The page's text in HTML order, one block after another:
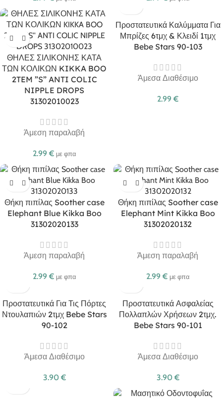
ΘΗΛΕΣ ΣΙΛΙΚΟΝΗΣ ΚΑΤΑ
ΤΩΝ ΚΟΛΙΚΩΝ KIKKA BOO
2TEM ”S” ANTI COLIC
NIPPLE DROPS
31302010023
Άμεση παραλαβή
2.99 € με φπα
Προστατευτικά Καλύμματα Για
Μπρίζες 6τμχ & Κλειδί 1τμχ
Bebe Stars 90-103
Άμεσα Διαθέσιμο
2.99 €
Θήκη πιπίλας Soother case
Elephant Blue Kikka Boo
31302020133
Άμεση παραλαβή
2.99 € με φπα
Θήκη πιπίλας Soother case
Elephant Mint Kikka Boo
31302020132
Άμεση παραλαβή
2.99 € με φπα
Προστατευτικά Για Τις Πόρτες
Ντουλαπιών 2τμχ Bebe Stars
90-102
Άμεσα Διαθέσιμο
3.90 €
Προστατευτικά Ασφαλείας
Πολλαπλών Χρήσεων 2τμχ.
Bebe Stars 90-101
Άμεσα Διαθέσιμο
3.90 €